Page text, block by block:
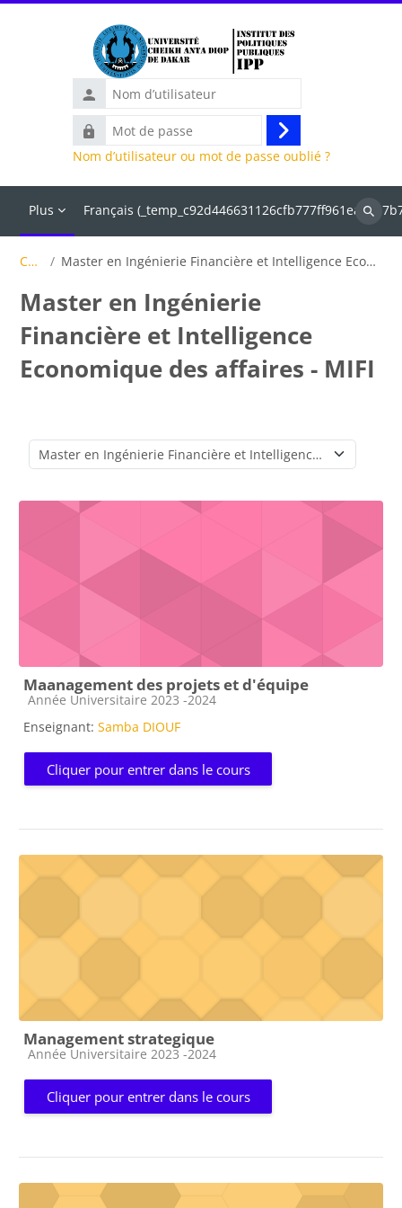
Nom
d’utilisateur
Mot
de
Connexion
Nom d’utilisateur ou mot de passe oublié ?
Plus Français
cours
Cours Master en Ingénierie Financière et Intelligence Economique des affaires - MIFI
Master en Ingénierie
Financière et Intelligence
Economique des affaires - MIFI
Catégories de cours
Maanagement des projets et d'équipe
Catégorie de cours
Année Universitaire 2023 -2024
Enseignant: Samba DIOUF
Cliquer pour entrer dans le cours
Management strategique
Catégorie de cours
Année Universitaire 2023 -2024
Cliquer pour entrer dans le cours